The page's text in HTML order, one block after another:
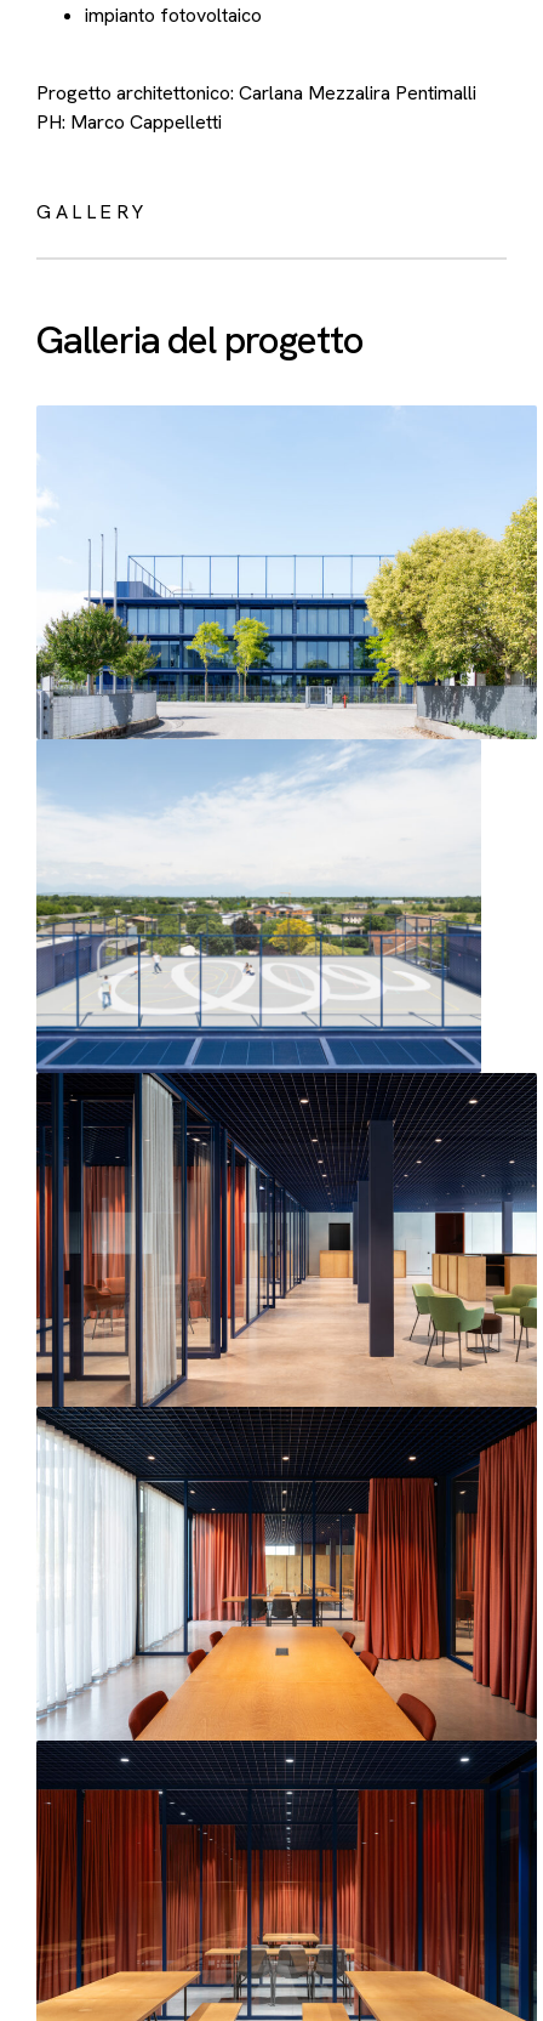
impianto fotovoltaico
Progetto architettonico: Carlana Mezzalira Pentimalli
PH: Marco Cappelletti
GALLERY
Galleria del progetto